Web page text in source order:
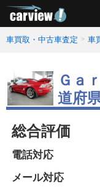
車買取・中古車査定 車
Ｇａ
道府
総合評価
電話対応
メール対応